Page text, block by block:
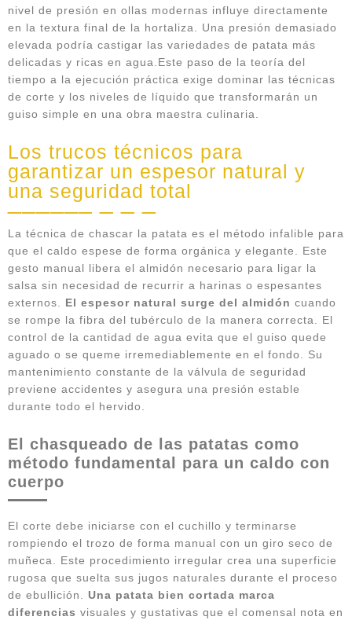
nivel de presión en ollas modernas influye directamente
en la textura final de la hortaliza. Una presión demasiado
elevada podría castigar las variedades de patata más
delicadas y ricas en agua.Este paso de la teoría del
tiempo a la ejecución práctica exige dominar las técnicas
de corte y los niveles de líquido que transformarán un
guiso simple en una obra maestra culinaria.
Los trucos técnicos para
garantizar un espesor natural y
una seguridad total
La técnica de chascar la patata es el método infalible para
que el caldo espese de forma orgánica y elegante. Este
gesto manual libera el almidón necesario para ligar la
salsa sin necesidad de recurrir a harinas o espesantes
externos. El espesor natural surge del almidón cuando
se rompe la fibra del tubérculo de la manera correcta. El
control de la cantidad de agua evita que el guiso quede
aguado o se queme irremediablemente en el fondo. Su
mantenimiento constante de la válvula de seguridad
previene accidentes y asegura una presión estable
durante todo el hervido.
El chasqueado de las patatas como
método fundamental para un caldo con
cuerpo
El corte debe iniciarse con el cuchillo y terminarse
rompiendo el trozo de forma manual con un giro seco de
muñeca. Este procedimiento irregular crea una superficie
rugosa que suelta sus jugos naturales durante el proceso
de ebullición. Una patata bien cortada marca
diferencias visuales y gustativas que el comensal nota en